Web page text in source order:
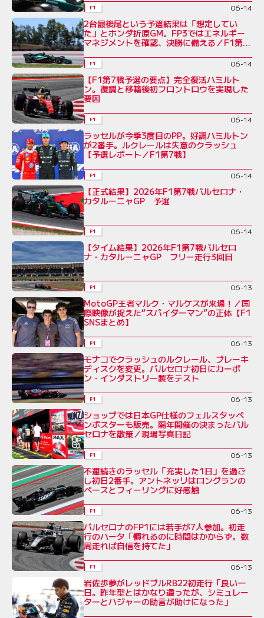
F1 06-14
2台最後尾という予選結果は「想定してい
た」とホンダ折原GM。FP3ではエネルギー
マネジメントを確認、決勝に備える／F1第7
F1 06-14
【F1第7戦予選の要点】完全復活ハミルト
ン。復調と移籍後初フロントロウを実現した
要因
F1 06-14
ラッセルが今季3度目のPP。好調ハミルトン
が2番手。ルクレールは失意のクラッシュ
【予選レポート／F1第7戦】
F1 06-14
【正式結果】2026年F1第7戦バルセロナ・
カタルーニャGP 予選
F1 06-14
【タイム結果】2026年F1第7戦バルセロ
ナ・カタルーニャGP フリー走行3回目
F1 06-13
MotoGP王者マルク・マルケスが来場！／国
際映像が捉えた“スパイダーマン”の正体【F1
SNSまとめ】
F1 06-13
モナコでクラッシュのルクレール、ブレーキ
ディスクを変更。バルセロナ初日にカーボ
ン・インダストリー製をテスト
F1 06-13
ショップでは日本GP仕様のフェルスタッペ
ンポスターも販売。隔年開催の決まったバル
セロナを散策／現場写真日記
F1 06-13
不運続きのラッセル「充実した1日」を過ご
し初日2番手。アントネッリはロングランの
ペースとフィーリングに好感触
F1 06-13
バルセロナのFP1には若手が7人参加。初走
行のハータ「慣れるのに時間はかからず。数
周走れば自信を持てた」
F1 06-13
岩佐歩夢がレッドブルRB22初走行「良い一
日。昨年型とはかなり違ったが、シミュレー
ターとハジャーの助言が助けになった」